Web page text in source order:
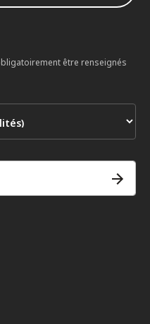
être renseignés